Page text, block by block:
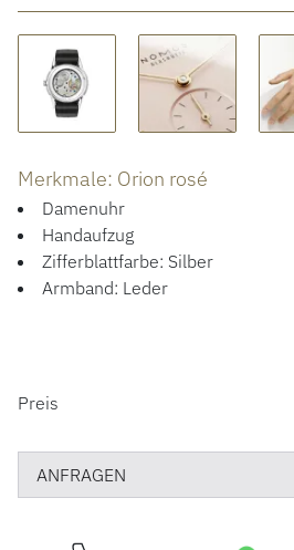
SCHMUCK
LUXURY DEALS
HOCHZEIT
ÜBER UNS
Merkmale: Orion rosé
Damenuhr
Handaufzug
Zifferblattfarbe: Silber
Armband: Leder
PREISINFORMATIONEN
Preis
ANFRAGEN